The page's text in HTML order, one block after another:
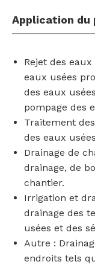
Application du
Rejet des
eaux usées
des eaux
pompage des
Traitement
des eaux
Drainage de
drainage, de
chantier.
Irrigation et
drainage des
usées et des
Autre :
endroits tels